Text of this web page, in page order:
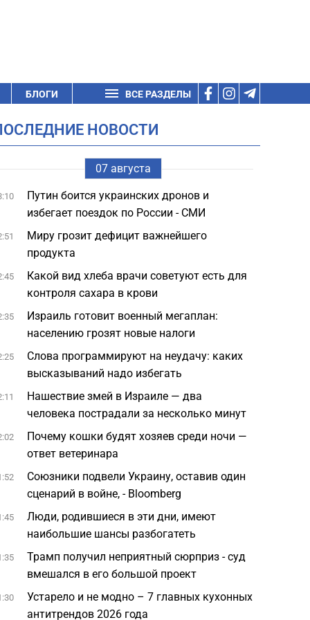
БЛОГИ ВСЕ РАЗДЕЛЫ
НОВОСТИ
07 августа
Путин боится украинских дронов и
избегает поездок по России - СМИ
Миру грозит дефицит важнейшего
продукта
Какой вид хлеба врачи советуют есть для
контроля сахара в крови
Израиль готовит военный мегаплан:
населению грозят новые налоги
Слова программируют на неудачу: каких
высказываний надо избегать
Нашествие змей в Израиле — два
человека пострадали за несколько минут
Почему кошки будят хозяев среди ночи —
ответ ветеринара
Союзники подвели Украину, оставив один
сценарий в войне, - Bloomberg
Люди, родившиеся в эти дни, имеют
наибольшие шансы разбогатеть
Трамп получил неприятный сюрприз - суд
вмешался в его большой проект
Устарело и не модно – 7 главных кухонных
антитрендов 2026 года